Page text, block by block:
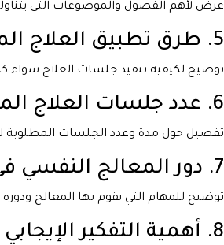
عرض لأهم الفصول والموضوعات التي
5. طرق تطبيق العلاج المعرفي السلوكي
توضيح لكيفية تنفيذ جلسات العلاج سواء
6. عدد جلسات العلاج المعرفي السلوكي ومدتها
تفصيل حول مدة وعدد الجلسات المطلوبة
7. دور المعالج النفسي في جلسات العلاج
توضيح للمهام التي يقوم بها المعالج
8. أهمية التفكير الإيجابي في العلاج المعرفي السلوكي